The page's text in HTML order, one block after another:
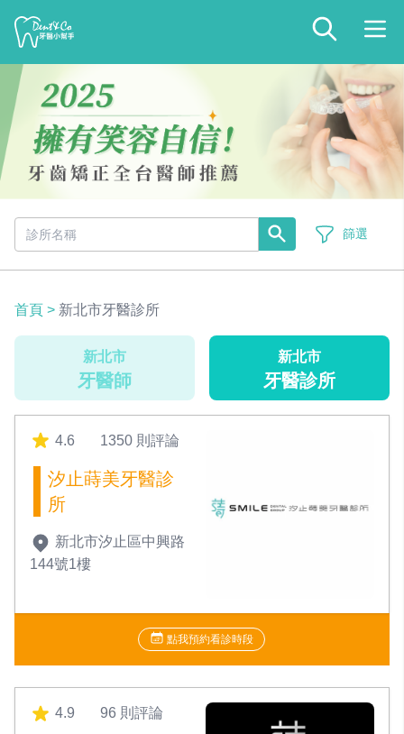
篩選
首頁 > 新北市牙醫診所
新北市
牙醫師
新北市
牙醫診所
4.6 1350 則評論
汐止蒔美牙醫診
所
新北市汐止區中興路
144號1樓
點我預約看診時段
4.9 96 則評論